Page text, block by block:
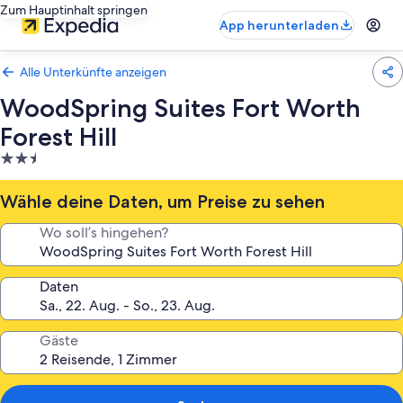
Zum Hauptinhalt springen
App herunterladen
Alle Unterkünfte anzeigen
WoodSpring Suites Fort Worth
Forest Hill
2.5-
Sterne-
Unterkunft
Wähle deine Daten, um Preise zu sehen
Wo soll’s hingehen?
Daten
Gäste